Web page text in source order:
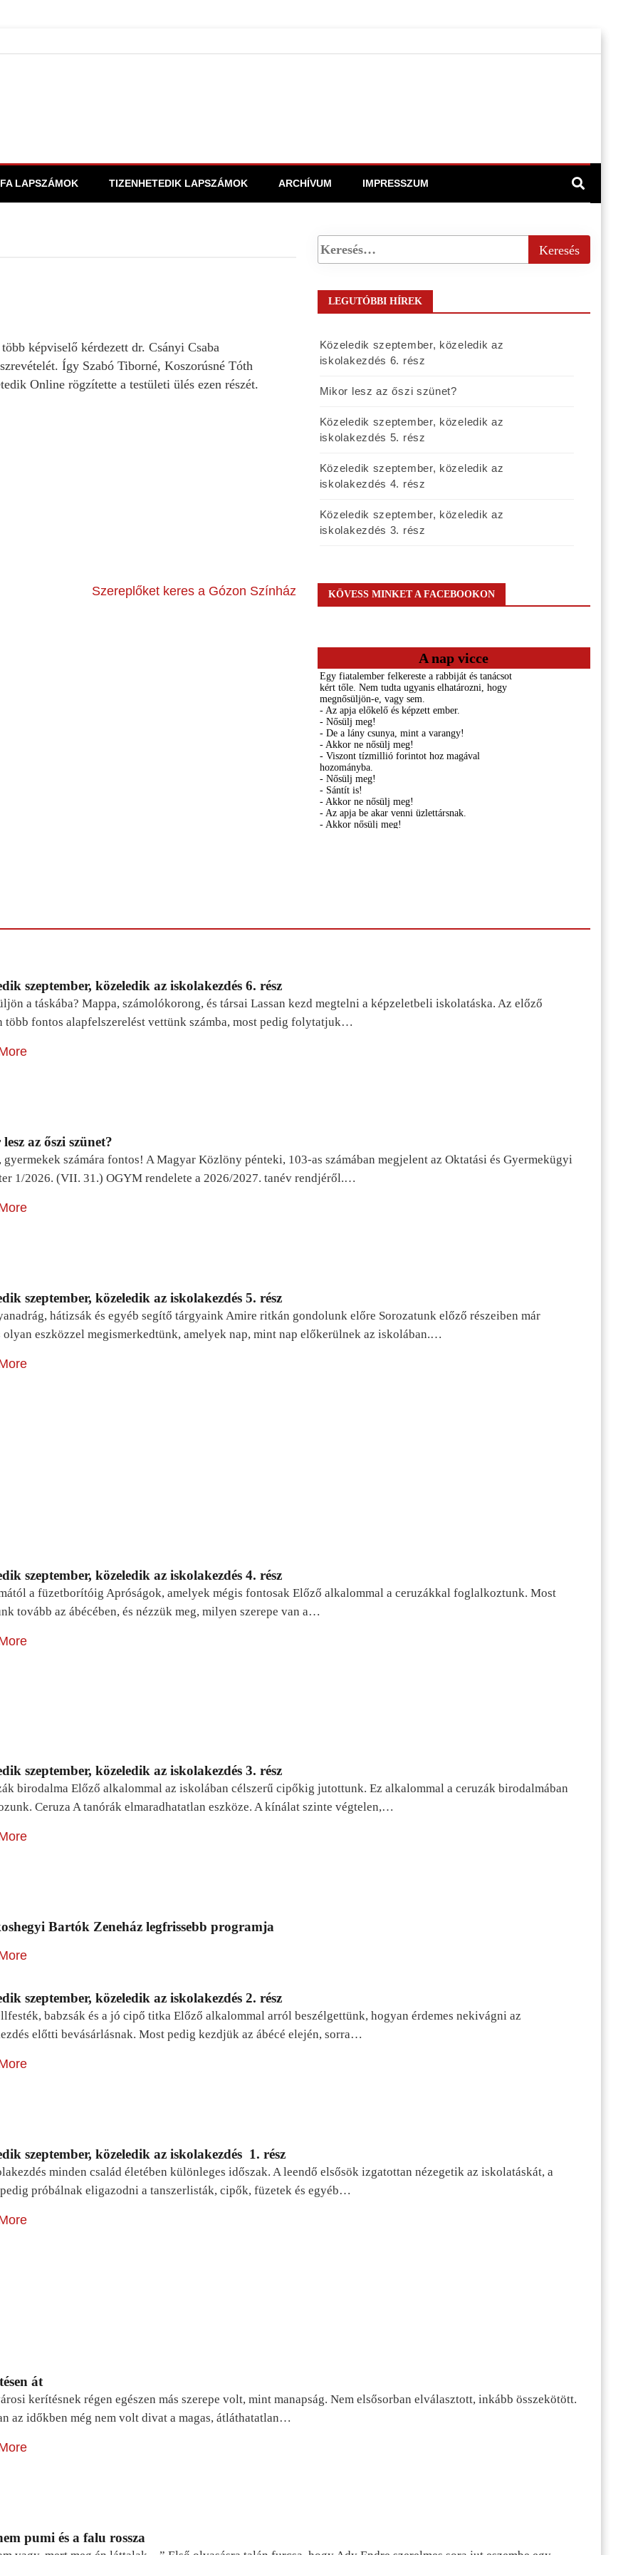
LAPSZÁMOK TIZENHETEDIK LAPSZÁMOK ARCHÍVUM IMPRESSZUM
képviselő kérdezett dr. Csányi Csaba
Így Szabó Tiborné, Koszorúsné Tóth
Online rögzítette a testületi ülés ezen részét.
Szereplőket keres a Gózon Színház
LEGUTÓBBI HÍREK
Közeledik szeptember, közeledik az
iskolakezdés 6. rész
Mikor lesz az őszi szünet?
Közeledik szeptember, közeledik az
iskolakezdés 5. rész
Közeledik szeptember, közeledik az
iskolakezdés 4. rész
Közeledik szeptember, közeledik az
iskolakezdés 3. rész
KÖVESS MINKET A FACEBOOKON
A nap vicce
szeptember, közeledik az iskolakezdés 6. rész
a táskába? Mappa, számolókorong, és társai Lassan kezd megtelni a képzeletbeli iskolatáska. Az előző
több fontos alapfelszerelést vettünk számba, most pedig folytatjuk…
az őszi szünet?
gyermekek számára fontos! A Magyar Közlöny pénteki, 103-as számában megjelent az Oktatási és Gyermekügyi
1/2026. (VII. 31.) OGYM rendelete a 2026/2027. tanév rendjéről.…
szeptember, közeledik az iskolakezdés 5. rész
hátizsák és egyéb segítő tárgyaink Amire ritkán gondolunk előre Sorozatunk előző részeiben már
olyan eszközzel megismerkedtünk, amelyek nap, mint nap előkerülnek az iskolában.…
szeptember, közeledik az iskolakezdés 4. rész
a füzetborítóig Apróságok, amelyek mégis fontosak Előző alkalommal a ceruzákkal foglalkoztunk. Most
tovább az ábécében, és nézzük meg, milyen szerepe van a…
szeptember, közeledik az iskolakezdés 3. rész
birodalma Előző alkalommal az iskolában célszerű cipőkig jutottunk. Ez alkalommal a ceruzák birodalmában
Ceruza A tanórák elmaradhatatlan eszköze. A kínálat szinte végtelen,…
Bartók Zeneház legfrissebb programja
szeptember, közeledik az iskolakezdés 2. rész
babzsák és a jó cipő titka Előző alkalommal arról beszélgettünk, hogyan érdemes nekivágni az
előtti bevásárlásnak. Most pedig kezdjük az ábécé elején, sorra…
szeptember, közeledik az iskolakezdés 1. rész
minden család életében különleges időszak. A leendő elsősök izgatottan nézegetik az iskolatáskát, a
próbálnak eligazodni a tanszerlisták, cipők, füzetek és egyéb…
át
kerítésnek régen egészen más szerepe volt, mint manapság. Nem elsősorban elválasztott, inkább összekötött.
az időkben még nem volt divat a magas, átláthatatlan…
pumi és a falu rossza